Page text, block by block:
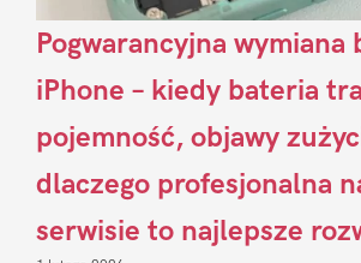
Pogwarancyjna wymiana
iPhone – kiedy bateria
pojemność, objawy
dlaczego profesjonalna
serwisie to najlepsze